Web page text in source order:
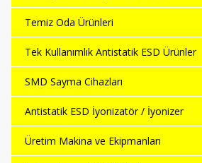
Temiz Oda Ürünleri
Tek Kullanımlık Antistatik ESD Ürünler
SMD Sayma Cihazları
Antistatik ESD İyonizatör / İyonizer
Üretim Makina ve Ekipmanları